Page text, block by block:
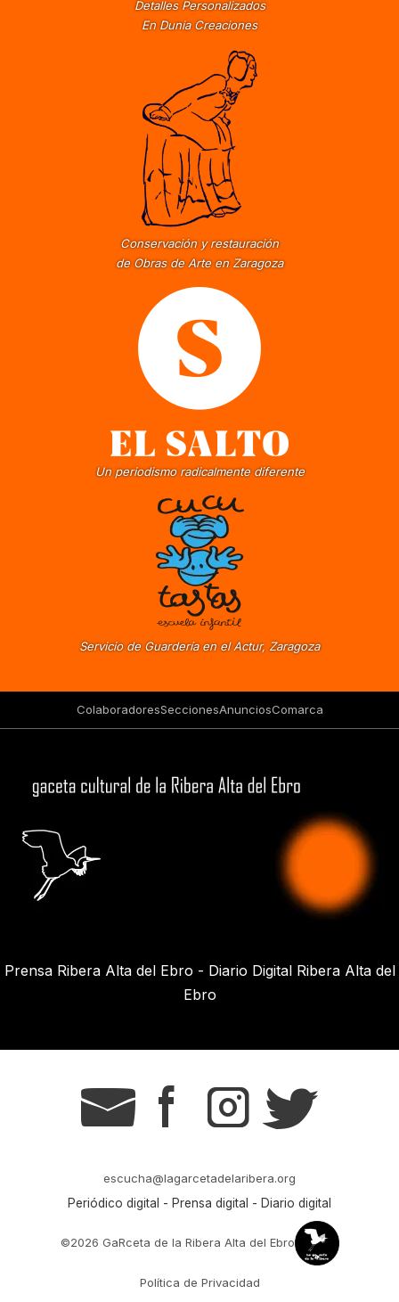
Detalles Personalizados
En Dunia Creaciones
Conservación y restauración
de Obras de Arte en Zaragoza
Un periodismo radicalmente diferente
Servicio de Guardería en el Actur, Zaragoza
ColaboradoresSeccionesAnunciosComarca
Prensa Ribera Alta del Ebro - Diario Digital Ribera Alta del
Ebro
g s t r
escucha@lagarcetadelaribera.org
Periódico digital - Prensa digital - Diario digital
©2026 GaRceta de la Ribera Alta del Ebro
Política de Privacidad